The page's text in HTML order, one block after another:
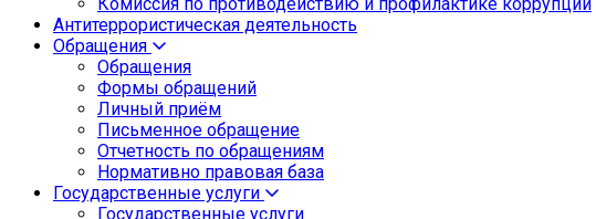
Антитеррористическая деятельность
Обращения
Обращения
Формы обращений
Личный приём
Письменное обращение
Отчетность по обращениям
Нормативно правовая база
Государственные услуги
Государственные услуги